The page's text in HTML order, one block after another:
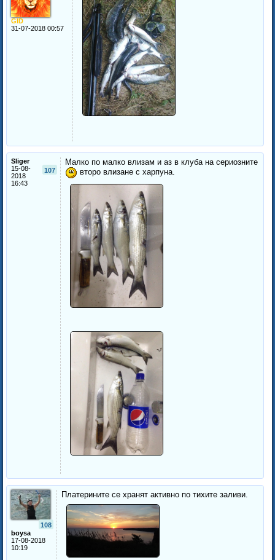
GID
31-07-2018 00:57
Sliger
107
15-08-
2018
16:43
Малко по малко влизам и аз в клуба на сериозните
второ влизане с харпуна.
108
boysa
17-08-2018
10:19
Платерините се хранят активно по тихите заливи.